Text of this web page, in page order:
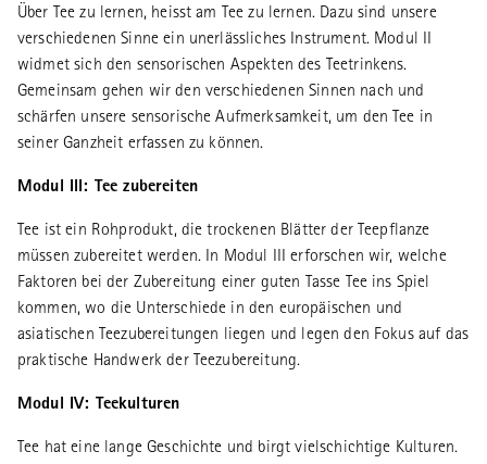
Über Tee zu lernen, heisst am Tee zu lernen. Dazu sind unsere
verschiedenen Sinne ein unerlässliches Instrument. Modul II
widmet sich den sensorischen Aspekten des Teetrinkens.
Gemeinsam gehen wir den verschiedenen Sinnen nach und
schärfen unsere sensorische Aufmerksamkeit, um den Tee in
seiner Ganzheit erfassen zu können.
Modul III: Tee zubereiten
Tee ist ein Rohprodukt, die trockenen Blätter der Teepflanze
müssen zubereitet werden. In Modul III erforschen wir, welche
Faktoren bei der Zubereitung einer guten Tasse Tee ins Spiel
kommen, wo die Unterschiede in den europäischen und
asiatischen Teezubereitungen liegen und legen den Fokus auf das
praktische Handwerk der Teezubereitung.
Modul IV: Teekulturen
Tee hat eine lange Geschichte und birgt vielschichtige Kulturen.